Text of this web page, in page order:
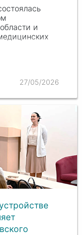
и
27/05/2026